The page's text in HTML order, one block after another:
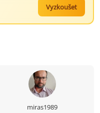
Vyzkoušet
miras1989